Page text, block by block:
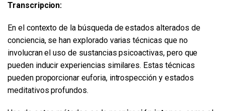
Transcripcion:
En el contexto de la búsqueda de estados alterados de
conciencia, se han explorado varias técnicas que no
involucran el uso de sustancias psicoactivas, pero que
pueden inducir experiencias similares. Estas técnicas
pueden proporcionar euforia, introspección y estados
meditativos profundos.